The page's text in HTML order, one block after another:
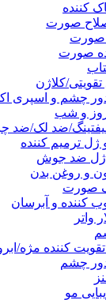
کننده
صورت
صورت
کلاژن
چشم و اسپری
و شب
ضد لک/ضد
ژل ترمیم کننده
ژل ضد جوش
و روغن بدن
صورت
کننده و آبرسان
واتر
کننده مژه/
چشم
مو